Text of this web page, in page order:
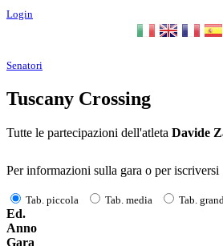
Login
Senatori
Tuscany Crossing
Tutte le partecipazioni dell'atleta Davide
Per informazioni sulla gara o per iscriversi
Tab. piccola Tab. media Tab.
Ed.
Anno
Gara